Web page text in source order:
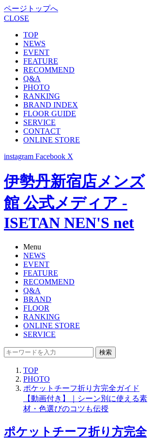
ページトップへ
CLOSE
TOP
NEWS
EVENT
FEATURE
RECOMMEND
Q&A
PHOTO
RANKING
BRAND INDEX
FLOOR GUIDE
SERVICE
CONTACT
ONLINE STORE
instagram Facebook X
伊勢丹新宿店メンズ
館 公式メディア -
ISETAN NEN'S net
Menu
NEWS
EVENT
FEATURE
RECOMMEND
Q&A
BRAND
FLOOR
RANKING
ONLINE STORE
SERVICE
検索
TOP
PHOTO
ポケットチーフ折り方完全ガイド
【動画付き】｜シーン別に使える素
材・色選びのコツも伝授
ポケットチーフ折り方完全